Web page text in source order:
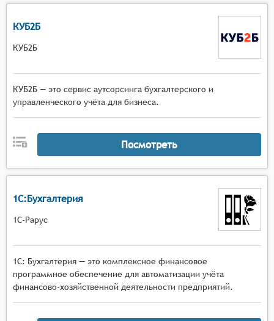
КУБ2Б
КУБ2Б
КУБ2Б — это сервис аутсорсинга бухгалтерского и
управленческого учёта для бизнеса.
Посмотреть
1С:Бухгалтерия
1С-Рарус
1С: Бухгалтерия — это комплексное финансовое
программное обеспечение для автоматизации учёта
финансово-хозяйственной деятельности предприятий.